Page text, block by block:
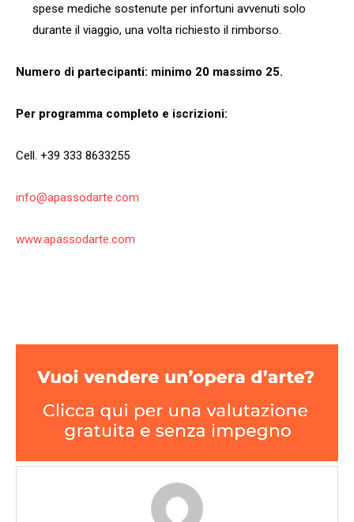
spese mediche sostenute per infortuni avvenuti solo
durante il viaggio, una volta richiesto il rimborso.
Numero di partecipanti: minimo 20 massimo 25.
Per programma completo e iscrizioni:
Cell. +39 333 8633255
info@apassodarte.com
www.apassodarte.com